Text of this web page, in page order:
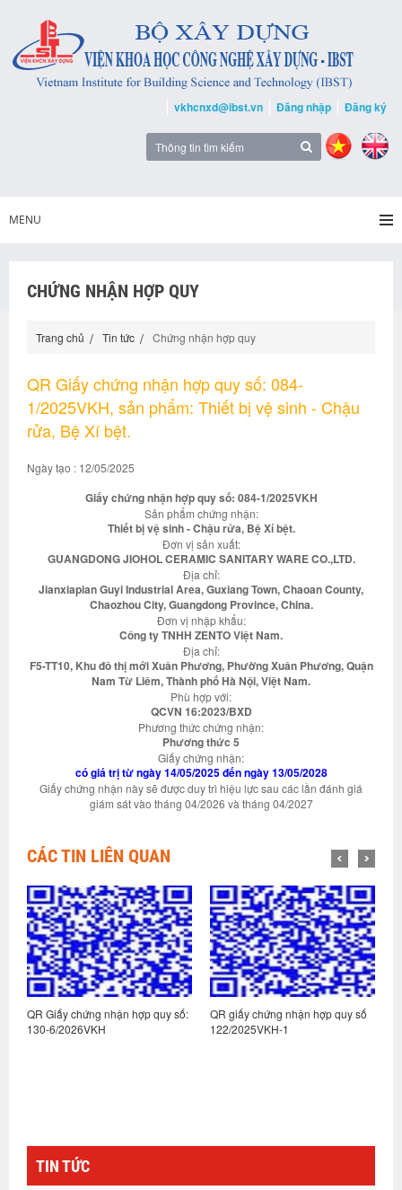
vkhcnxd@ibst.vn Đăng nhập Đăng ký
MENU
CHỨNG NHẬN HỢP QUY
Trang chủ Tin tức Chứng nhận hợp quy
QR Giấy chứng nhận hợp quy số: 084-
1/2025VKH, sản phẩm: Thiết bị vệ sinh - Chậu
rửa, Bệ Xí bệt.
Ngày tạo : 12/05/2025
Giấy chứng nhận hợp quy số: 084-1/2025VKH
Sản phẩm chứng nhận:
Thiết bị vệ sinh - Chậu rửa, Bệ Xí bệt.
Đơn vị sản xuất:
GUANGDONG JIOHOL CERAMIC SANITARY WARE CO.,LTD.
Địa chỉ:
Jianxiapian Guyi Industrial Area, Guxiang Town, Chaoan County,
Chaozhou City, Guangdong Province, China.
Đơn vị nhập khẩu:
Công ty TNHH ZENTO Việt Nam.
Địa chỉ:
F5-TT10, Khu đô thị mới Xuân Phương, Phường Xuân Phương, Quận
Nam Từ Liêm, Thành phố Hà Nội, Việt Nam.
Phù hợp với:
QCVN 16:2023/BXD
Phương thức chứng nhận:
Phương thức 5
Giấy chứng nhận:
có giá trị từ ngày 14/05/2025 đến ngày 13/05/2028
Giấy chứng nhận này sẽ được duy trì hiệu lực sau các lần đánh giá
giám sát vào tháng 04/2026 và tháng 04/2027
CÁC TIN LIÊN QUAN
QR Giấy chứng nhận hợp quy số:
130-6/2026VKH
QR giấy chứng nhận hợp quy số
122/2025VKH-1
TIN TỨC